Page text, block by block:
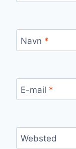
Navn *
E-mail *
Websted